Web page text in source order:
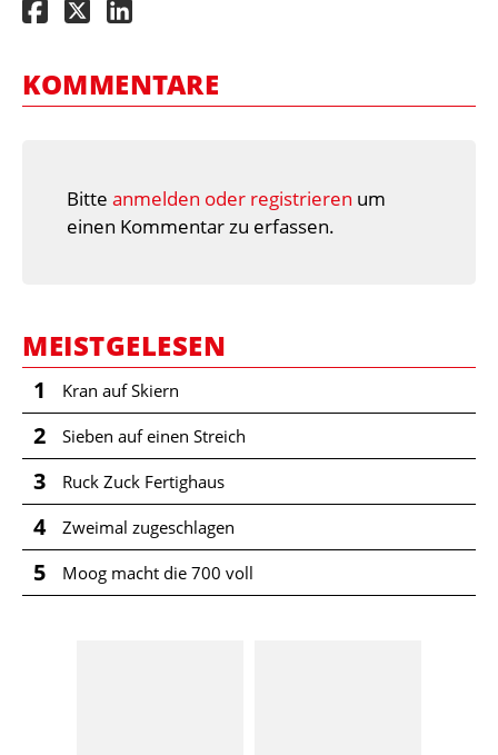
KOMMENTARE
Bitte anmelden oder registrieren um
einen Kommentar zu erfassen.
MEISTGELESEN
1 Kran auf Skiern
2 Sieben auf einen Streich
3 Ruck Zuck Fertighaus
4 Zweimal zugeschlagen
5 Moog macht die 700 voll